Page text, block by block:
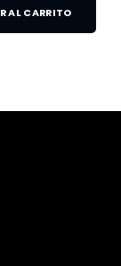
AL CARRITO